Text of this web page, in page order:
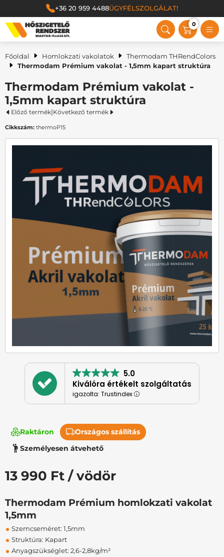
+36 20 959 4488ÜGYFÉLSZOLGÁLAT!
Magyar Festék Kft.
0
Főoldal Homlokzati vakolatok
Thermodam THRendColors
Thermodam Prémium vakolat - 1,5mm kapart struktúra
Thermodam Prémium vakolat -
1,5mm kapart struktúra
Előző termék|Következő termék
Cikkszám:thermoP15
5.0
Kiválóra értékelt szolgáltatás
igazolta: Trustindex
Raktáron
Országos szállítás
Személyesen átvehető
13 990 Ft / vödör
Thermodam Prémium homlokzati vakolat
1,5mm
Szemcseméret: 1,5mm
Struktúra: Kapart
Anyagszükséglet: 2,6-2,8kg/m²